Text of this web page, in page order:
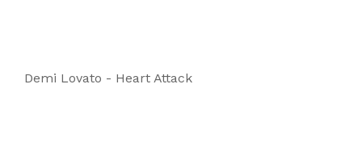
Demi Lovato - Heart Attack